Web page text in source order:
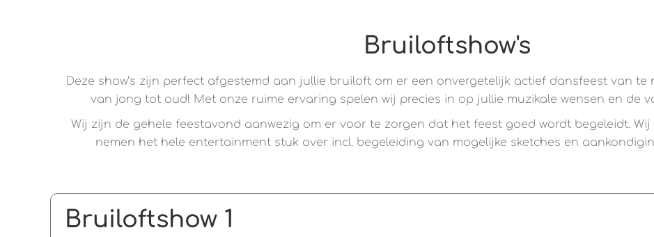
Bruiloftshow's
Deze show’s zijn perfect afgestemd aan jullie bruiloft om er een onvergetelijk actief dansfeest van te
van jong tot oud! Met onze ruime ervaring spelen wij precies in op jullie muzikale wensen en de
Wij zijn de gehele feestavond aanwezig om er voor te zorgen dat het feest goed wordt begeleidt. Wij
nemen het hele entertainment stuk over incl. begeleiding van mogelijke sketches en
Bruiloftshow 1